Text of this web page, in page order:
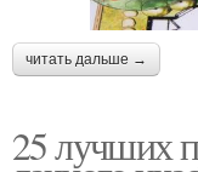
читать дальше →
25 лучших